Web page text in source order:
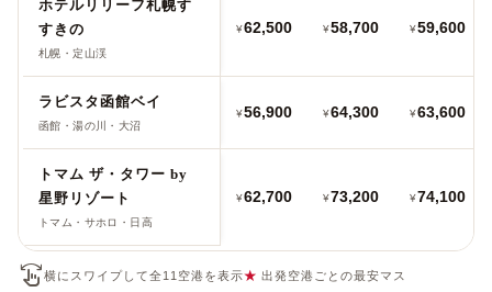
ホテルリリーフ札幌す
すきの
札幌・定山渓
¥62,500 ¥58,700 ¥59,600
ラビスタ函館ベイ
函館・湯の川・大沼
¥56,900 ¥64,300 ¥63,600
トマム ザ・タワー by
星野リゾート
トマム・サホロ・日高
¥62,700 ¥73,200 ¥74,100
swipe横にスワイプして全11空港を表示★ 出発空港ごとの最安マス